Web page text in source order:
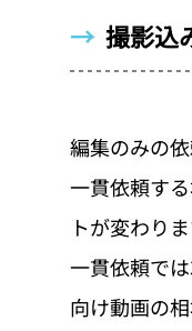
→ 撮影込
編集のみの
一貫依頼す
トが変わり
一貫依頼で
向け動画の相